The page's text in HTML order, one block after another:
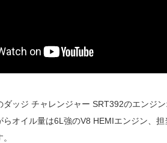
ダッジ チャレンジャー SRT392のエンジ
らオイル量は6L強のV8 HEMIエンジン、